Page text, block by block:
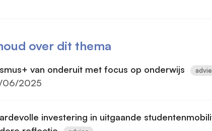
over dit thema
van onderuit met focus op onderwijs
06/2025
investering in uitgaande